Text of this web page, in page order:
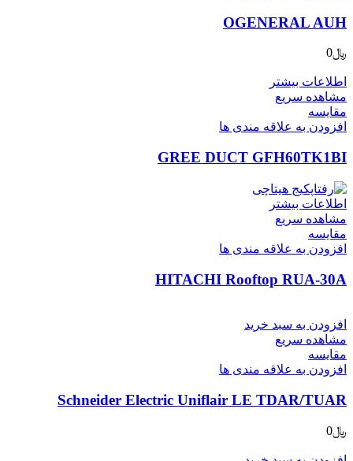
OGENERAL AUH
﷼0
اطلاعات بیشتر
مشاهده سریع
مقایسه
افزودن به علاقه مندی ها
GREE DUCT GFH60TK1BI
اطلاعات بیشتر
مشاهده سریع
مقایسه
افزودن به علاقه مندی ها
HITACHI Rooftop RUA-30A
افزودن به سبد خرید
مشاهده سریع
مقایسه
افزودن به علاقه مندی ها
Schneider Electric Uniflair LE TDAR/TUAR
﷼0